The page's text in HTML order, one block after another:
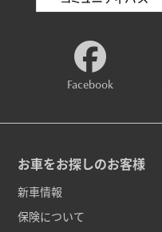
Facebook
お車をお探しのお客様
新車情報
保険について